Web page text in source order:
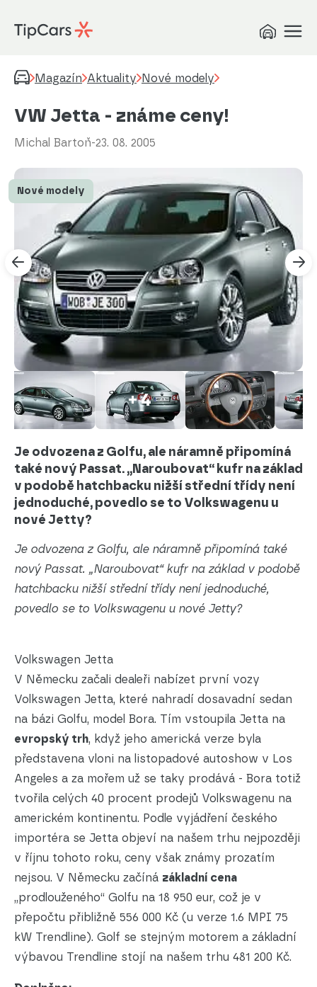
Magazín Aktuality Nové modely
VW Jetta - známe ceny!
Michal Bartoň-23. 08. 2005
+ 4
Nové modely
Je odvozena z Golfu, ale náramně připomíná
také nový Passat. „Naroubovat“ kufr na základ
v podobě hatchbacku nižší střední třídy není
jednoduché, povedlo se to Volkswagenu u
nové Jetty?
Je odvozena z Golfu, ale náramně připomíná také
nový Passat. „Naroubovat“ kufr na základ v podobě
hatchbacku nižší střední třídy není jednoduché,
povedlo se to Volkswagenu u nové Jetty?
Volkswagen Jetta
V Německu začali dealeři nabízet první vozy
Volkswagen Jetta, které nahradí dosavadní sedan
na bázi Golfu, model Bora. Tím vstoupila Jetta na
evropský trh, když jeho americká verze byla
představena vloni na listopadové autoshow v Los
Angeles a za mořem už se taky prodává - Bora totiž
tvořila celých 40 procent prodejů Volkswagenu na
americkém kontinentu. Podle vyjádření českého
importéra se Jetta objeví na našem trhu nejpozději
v říjnu tohoto roku, ceny však známy prozatím
nejsou. V Německu začíná základní cena
„prodlouženého“ Golfu na 18 950 eur, což je v
přepočtu přibližně 556 000 Kč (u verze 1.6 MPI 75
kW Trendline). Golf se stejným motorem a základní
výbavou Trendline stojí na našem trhu 481 200 Kč.